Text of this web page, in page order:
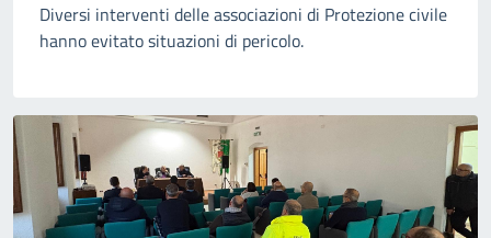
Diversi interventi delle associazioni di Protezione civile
hanno evitato situazioni di pericolo.